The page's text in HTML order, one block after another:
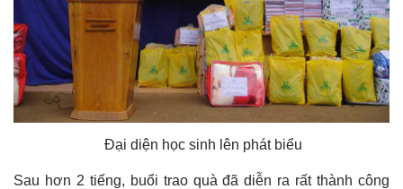
Đại diện học sinh lên phát biểu
Sau hơn 2 tiếng, buổi trao quà đã diễn ra rất thành công